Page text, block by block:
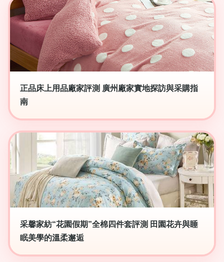
正品床上用品廠家評測 廣州廠家實地探訪與采購指
南
采馨家紡“花園假期”全棉四件套評測 田園花卉與睡
眠美學的溫柔邂逅